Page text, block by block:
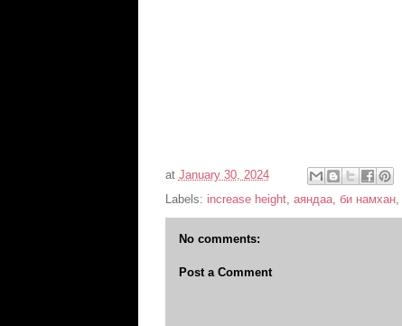
at January 30, 2024
Labels: increase height, аяндаа, би намхан,
No comments:
Post a Comment